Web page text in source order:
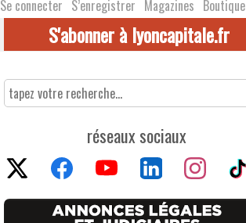
Se connecter S’enregistrer Magazines Boutique
S'abonner à lyoncapitale.fr
réseaux sociaux